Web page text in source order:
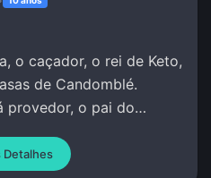
o caçador, o rei de Keto,
de Candomblé.
provedor, o pai do
Detalhes